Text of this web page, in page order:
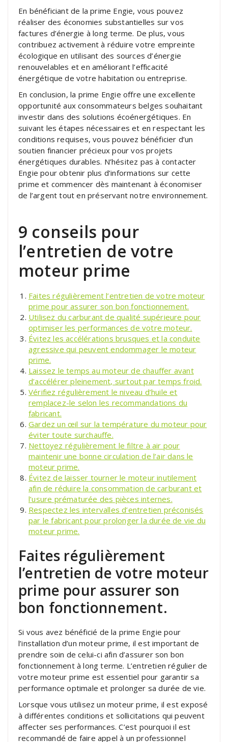
En bénéficiant de la prime Engie, vous pouvez
réaliser des économies substantielles sur vos
factures d’énergie à long terme. De plus, vous
contribuez activement à réduire votre empreinte
écologique en utilisant des sources d’énergie
renouvelables et en améliorant l’efficacité
énergétique de votre habitation ou entreprise.
En conclusion, la prime Engie offre une excellente
opportunité aux consommateurs belges souhaitant
investir dans des solutions écoénergétiques. En
suivant les étapes nécessaires et en respectant les
conditions requises, vous pouvez bénéficier d’un
soutien financier précieux pour vos projets
énergétiques durables. N’hésitez pas à contacter
Engie pour obtenir plus d’informations sur cette
prime et commencer dès maintenant à économiser
de l’argent tout en préservant notre environnement.
9 conseils pour
l’entretien de votre
moteur prime
Faites régulièrement l’entretien de votre moteur
prime pour assurer son bon fonctionnement.
Utilisez du carburant de qualité supérieure pour
optimiser les performances de votre moteur.
Évitez les accélérations brusques et la conduite
agressive qui peuvent endommager le moteur
prime.
Laissez le temps au moteur de chauffer avant
d’accélérer pleinement, surtout par temps froid.
Vérifiez régulièrement le niveau d’huile et
remplacez-le selon les recommandations du
fabricant.
Gardez un œil sur la température du moteur pour
éviter toute surchauffe.
Nettoyez régulièrement le filtre à air pour
maintenir une bonne circulation de l’air dans le
moteur prime.
Évitez de laisser tourner le moteur inutilement
afin de réduire la consommation de carburant et
l’usure prématurée des pièces internes.
Respectez les intervalles d’entretien préconisés
par le fabricant pour prolonger la durée de vie du
moteur prime.
Faites régulièrement
l’entretien de votre moteur
prime pour assurer son
bon fonctionnement.
Si vous avez bénéficié de la prime Engie pour
l’installation d’un moteur prime, il est important de
prendre soin de celui-ci afin d’assurer son bon
fonctionnement à long terme. L’entretien régulier de
votre moteur prime est essentiel pour garantir sa
performance optimale et prolonger sa durée de vie.
Lorsque vous utilisez un moteur prime, il est exposé
à différentes conditions et sollicitations qui peuvent
affecter ses performances. C’est pourquoi il est
recommandé de faire appel à un professionnel